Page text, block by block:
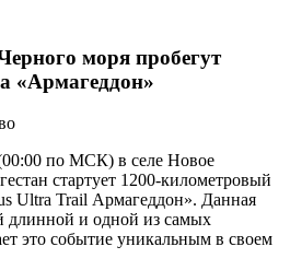
моря пробегут
«Армагеддон»
по МСК) в селе Новое
стартует 1200-километровый
Ultra Trail Армагеддон». Данная
длинной и одной из самых
это событие уникальным в своем